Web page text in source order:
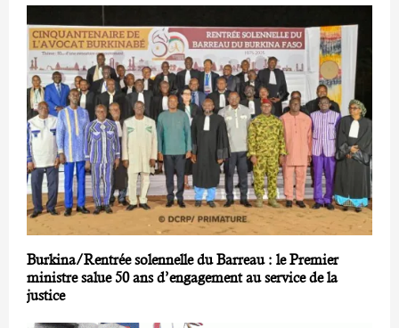
Burkina/Rentrée solennelle du Barreau : le Premier
ministre salue 50 ans d’engagement au service de la
justice